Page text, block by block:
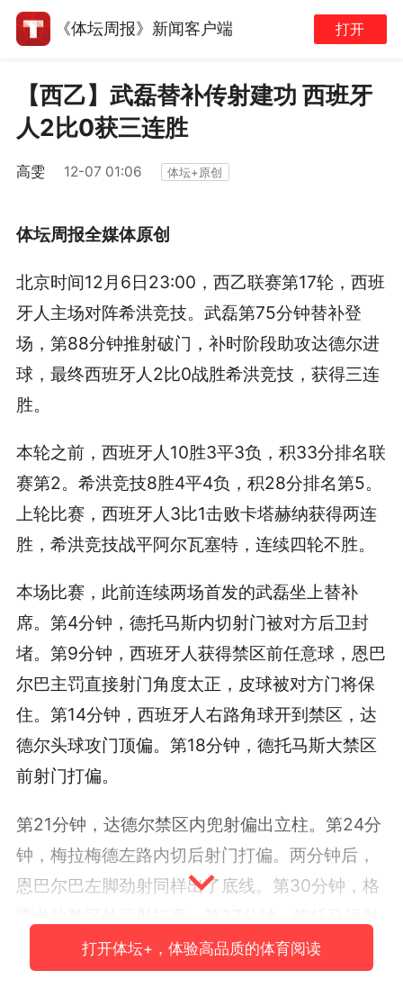
《体坛周报》新闻客户端 打开
【西乙】武磊替补传射建功 西班牙
人2比0获三连胜
高雯 12-07 01:06 体坛+原创
体坛周报全媒体原创
北京时间12月6日23:00，西乙联赛第17轮，西班
牙人主场对阵希洪竞技。武磊第75分钟替补登
场，第88分钟推射破门，补时阶段助攻达德尔进
球，最终西班牙人2比0战胜希洪竞技，获得三连
胜。
本轮之前，西班牙人10胜3平3负，积33分排名联
赛第2。希洪竞技8胜4平4负，积28分排名第5。
上轮比赛，西班牙人3比1击败卡塔赫纳获得两连
胜，希洪竞技战平阿尔瓦塞特，连续四轮不胜。
本场比赛，此前连续两场首发的武磊坐上替补
席。第4分钟，德托马斯内切射门被对方后卫封
堵。第9分钟，西班牙人获得禁区前任意球，恩巴
尔巴主罚直接射门角度太正，皮球被对方门将保
住。第14分钟，西班牙人右路角球开到禁区，达
德尔头球攻门顶偏。第18分钟，德托马斯大禁区
前射门打偏。
第21分钟，达德尔禁区内兜射偏出立柱。第24分
钟，梅拉梅德左路内切后射门打偏。两分钟后，
恩巴尔巴左脚劲射同样出了底线。第30分钟，格
被对方门将托出横梁，上半场西班牙人0比0希洪
竞技。
打开体坛+，体验高品质的体育阅读